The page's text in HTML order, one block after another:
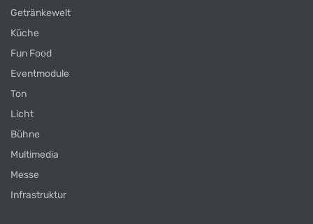
Getränkewelt
Küche
Fun Food
Eventmodule
Ton
Licht
Bühne
Multimedia
Messe
Infrastruktur